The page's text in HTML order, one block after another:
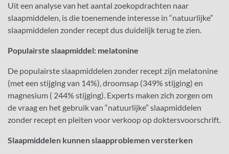
Uit een analyse van het aantal zoekopdrachten naar
slaapmiddelen, is die toenemende interesse in “natuurlijke”
slaapmiddelen zonder recept dus duidelijk terug te zien.
Populairste slaapmiddel: melatonine
De populairste slaapmiddelen zonder recept zijn melatonine
(met een stijging van 14%), droomsap (349% stijging) en
magnesium ( 244% stijging). Experts maken zich zorgen om
de vraag en het gebruik van “natuurlijke” slaapmiddelen
zonder recept en pleiten voor verkoop op doktersvoorschrift.
Slaapmiddelen kunnen slaapproblemen versterken